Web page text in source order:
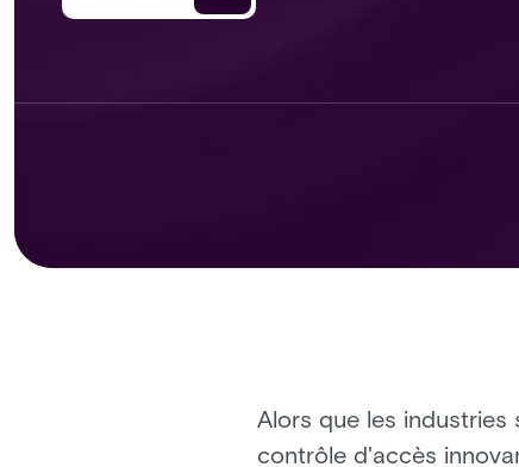
Alors que les industries
contrôle d'accès